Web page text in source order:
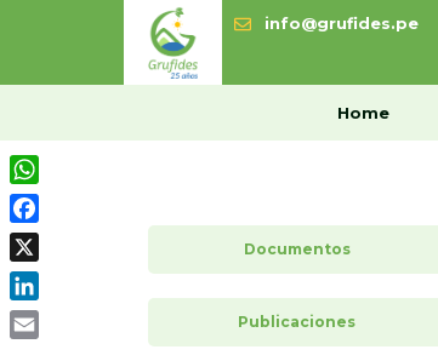
info@grufides.pe
Home
Documentos
Publicaciones
WhatsApp
Facebook
X
LinkedIn